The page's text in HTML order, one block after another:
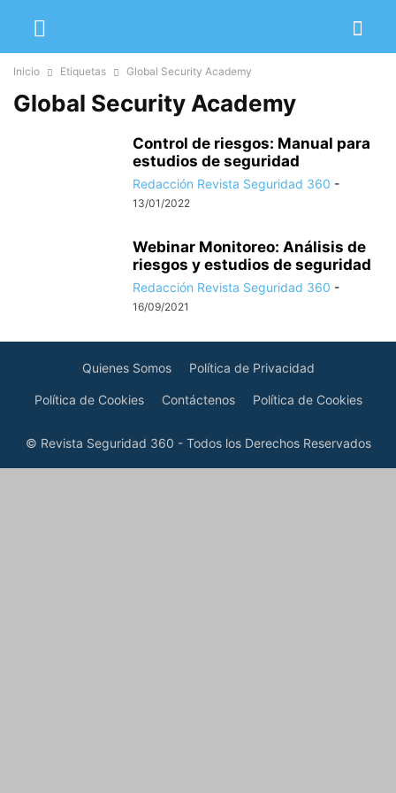
Inicio Etiquetas Global Security Academy
Global Security Academy
Control de riesgos: Manual para
estudios de seguridad
Redacción Revista Seguridad 360 -
13/01/2022
Webinar Monitoreo: Análisis de
riesgos y estudios de seguridad
Redacción Revista Seguridad 360 -
16/09/2021
Quienes Somos Política de Privacidad
Política de Cookies Contáctenos Política de Cookies
© Revista Seguridad 360 - Todos los Derechos Reservados